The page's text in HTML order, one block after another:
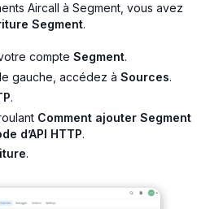
Aircall à Segment, vous avez
Segment.
compte Segment.
gauche, accédez à Sources.
.
Comment ajouter Segment
d’API HTTP.
.